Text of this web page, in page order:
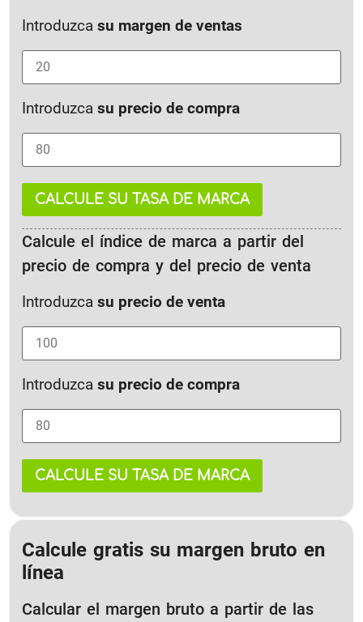
Introduzca su margen de ventas
Introduzca su precio de compra
CALCULE SU TASA DE MARCA
Calcule el índice de marca a partir del
precio de compra y del precio de venta
Introduzca su precio de venta
Introduzca su precio de compra
CALCULE SU TASA DE MARCA
Calcule gratis su margen bruto en
línea
Calcular el margen bruto a partir de las